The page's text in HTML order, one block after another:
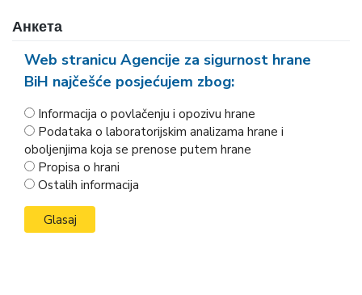
Анкета
Web stranicu Agencije za sigurnost hrane
BiH najčešće posjećujem zbog:
Informacija o povlačenju i opozivu hrane
Podataka o laboratorijskim analizama hrane i
oboljenjima koja se prenose putem hrane
Propisa o hrani
Ostalih informacija